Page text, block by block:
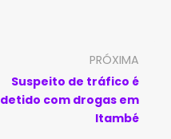
PRÓXIMA
Suspeito de tráfico é
detido com drogas em
Itambé